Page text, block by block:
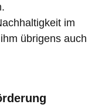
im
übrigens auch